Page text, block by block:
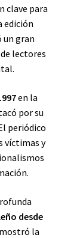
clave para
edición
un gran
lectores
en la
por su
periódico
víctimas y
desde
la